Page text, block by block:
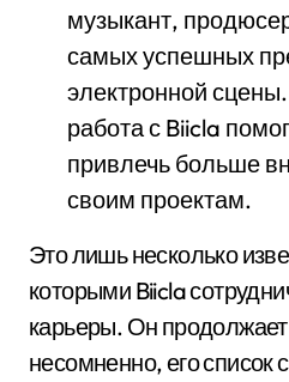
музыкант,
самых успешных
электронной
работа с Biicla
привлечь больше
своим проектам.
Это лишь несколько
которыми Biicla
карьеры. Он продолжает
несомненно, его список